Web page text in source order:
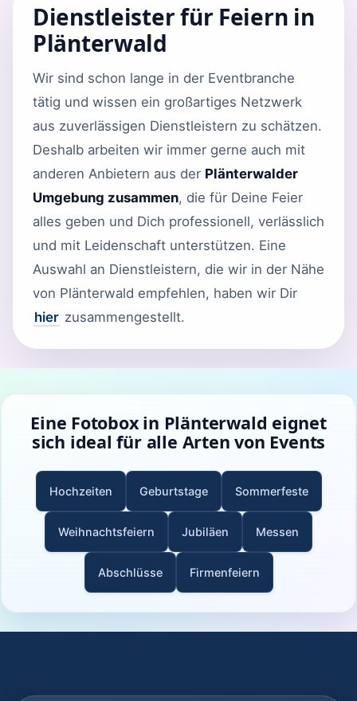
Dienstleister für Feiern in
Plänterwald
Wir sind schon lange in der Eventbranche
tätig und wissen ein großartiges Netzwerk
aus zuverlässigen Dienstleistern zu schätzen.
Deshalb arbeiten wir immer gerne auch mit
anderen Anbietern aus der Plänterwalder
Umgebung zusammen, die für Deine Feier
alles geben und Dich professionell, verlässlich
und mit Leidenschaft unterstützen. Eine
Auswahl an Dienstleistern, die wir in der Nähe
von Plänterwald empfehlen, haben wir Dir
hier zusammengestellt.
Eine Fotobox in Plänterwald eignet
sich ideal für alle Arten von Events
Hochzeiten Geburtstage Sommerfeste
Weihnachtsfeiern Jubiläen Messen
Abschlüsse Firmenfeiern